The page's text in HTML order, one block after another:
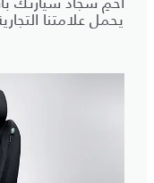
يحمل علامتنا